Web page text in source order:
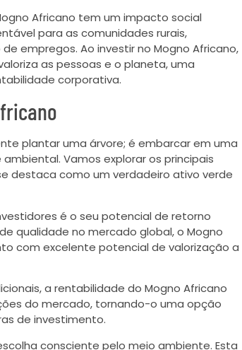
Africano tem um impacto social
para as comunidades rurais,
empregos. Ao investir no Mogno Africano,
as pessoas e o planeta, uma
corporativa.
plantar uma árvore; é embarcar em uma
Vamos explorar os principais
destaca como um verdadeiro ativo verde
é o seu potencial de retorno
qualidade no mercado global, o Mogno
com excelente potencial de valorização a
a rentabilidade do Mogno Africano
do mercado, tornando-o uma opção
de investimento.
consciente pelo meio ambiente. Esta